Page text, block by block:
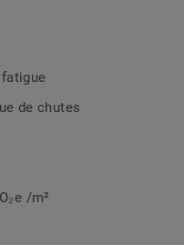
avec les
davantage votre
même en fin
de chutes
/m²